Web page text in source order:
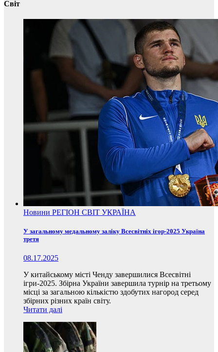
Світ
Новини РЕГІОН СВІТ УКРАЇНА
У загальному медальному заліку Всесвітніх ігор-2025 Україна
третя
08.17.2025
У китайському місті Ченду завершилися Всесвітні
ігри-2025. Збірна України завершила турнір на третьому
місці за загальною кількістю здобутих нагород серед
збірних різних країн світу.
Читати далі